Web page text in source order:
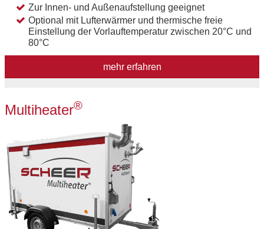
Zur Innen- und Außenaufstellung geeignet
Optional mit Lufterwärmer und thermische freie
Einstellung der Vorlauftemperatur zwischen 20°C und
80°C
mehr erfahren
Multiheater®